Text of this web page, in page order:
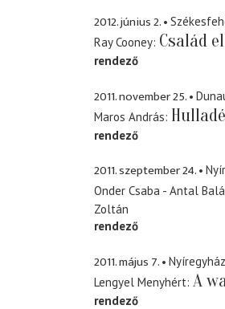
2012. június 2.
Ray Cooney Család
rendező
2011. november 25.
Maros András
rendező
2011. szeptember 24.
Onder Csaba - Antal
Zoltán
rendező
2011. május 7.
Lengyel Menyhért A
rendező